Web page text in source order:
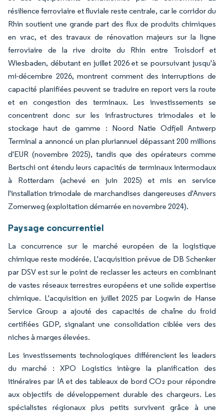
résilience ferroviaire et fluviale reste centrale, car le corridor du
Rhin soutient une grande part des flux de produits chimiques
en vrac, et des travaux de rénovation majeurs sur la ligne
ferroviaire de la rive droite du Rhin entre Troisdorf et
Wiesbaden, débutant en juillet 2026 et se poursuivant jusqu'à
mi-décembre 2026, montrent comment des interruptions de
capacité planifiées peuvent se traduire en report vers la route
et en congestion des terminaux. Les investissements se
concentrent donc sur les infrastructures trimodales et le
stockage haut de gamme : Noord Natie Odfjell Antwerp
Terminal a annoncé un plan pluriannuel dépassant 200 millions
d'EUR (novembre 2025), tandis que des opérateurs comme
Bertschi ont étendu leurs capacités de terminaux intermodaux
à Rotterdam (achevé en juin 2025) et mis en service
l'installation trimodale de marchandises dangereuses d'Anvers
Zomerweg (exploitation démarrée en novembre 2024).
Paysage concurrentiel
La concurrence sur le marché européen de la logistique
chimique reste modérée. L'acquisition prévue de DB Schenker
par DSV est sur le point de reclasser les acteurs en combinant
de vastes réseaux terrestres européens et une solide expertise
chimique. L'acquisition en juillet 2025 par Logwin de Hanse
Service Group a ajouté des capacités de chaîne du froid
certifiées GDP, signalant une consolidation ciblée vers des
niches à marges élevées.
Les investissements technologiques différencient les leaders
du marché : XPO Logistics intègre la planification des
itinéraires par IA et des tableaux de bord CO₂ pour répondre
aux objectifs de développement durable des chargeurs. Les
spécialistes régionaux plus petits survivent grâce à une